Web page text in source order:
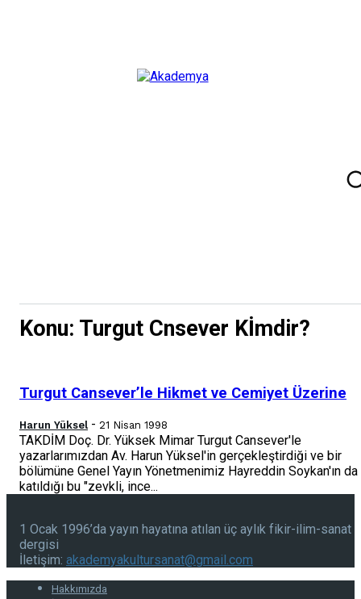
Konu: Turgut Cnsever Kİmdir?
Turgut Cansever’le Hikmet ve Cemiyet Üzerine
Harun Yüksel - 21 Nisan 1998
TAKDİM Doç. Dr. Yüksek Mimar Turgut Cansever'le
yazarlarımızdan Av. Harun Yüksel'in gerçekleştirdiği ve bir
bölümüne Genel Yayın Yönetmenimiz Hayreddin Soykan'ın da
katıldığı bu "zevkli, ince...
1 Ocak 1996’da yayın hayatına atılan üç aylık fikir-ilim-sanat
dergisi
İletişim: akademyakultursanat@gmail.com
Hakkımızda